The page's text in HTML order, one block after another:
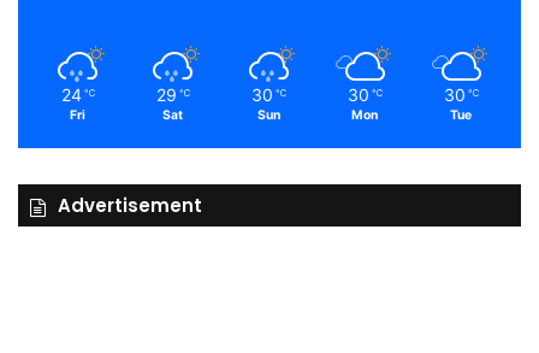
24 ℃
Fri
29 ℃
Sat
30 ℃
Sun
30 ℃
Mon
30 ℃
Tue
Advertisement